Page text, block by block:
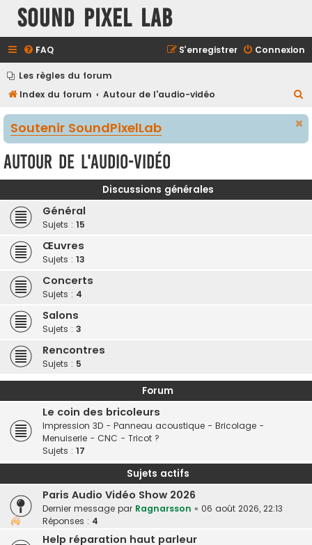
Sound Pixel Lab
FAQ Connexion
S’enregistrer
Les règles du forum
Index du forum
Autour de l'audio-vidéo
e
c
Soutenir SoundPixelLab
Autour de l'audio-vidéo
Discussions générales
Général
Sujets : 15
Œuvres
Sujets : 13
Concerts
Sujets : 4
Salons
Sujets : 3
Rencontres
Sujets : 5
Forum
Le coin des bricoleurs
Impression 3D - Panneau acoustique - Bricolage -
Menuiserie - CNC - Tricot ?
Sujets : 17
Sujets actifs
Paris Audio Vidéo Show 2026
Dernier message par Ragnarsson « 06 août 2026, 22:13
Réponses : 4
Help réparation haut parleur